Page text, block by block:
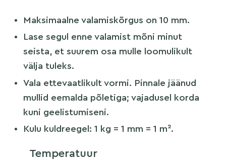
Maksimaalne valamiskõrgus on 10 mm.
Lase segul enne valamist mõni minut
seista, et suurem osa mulle loomulikult
välja tuleks.
Vala ettevaatlikult vormi. Pinnale jäänud
mullid eemalda põletiga; vajadusel korda
kuni geelistumiseni.
Kulu kuldreegel: 1 kg = 1 mm = 1 m².
Temperatuur